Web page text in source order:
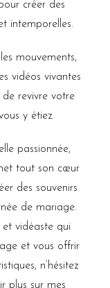
créer des
intemporelles.
mouvements,
vidéos vivantes
revivre votre
y étiez.
passionnée,
tout son cœur
des souvenirs
de mariage.
et vidéaste qui
et vous offrir
n’hésitez
plus sur mes